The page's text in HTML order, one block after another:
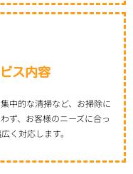
ス内容
中的な清掃など、お掃除に
ず、お客様のニーズに合っ
く対応します。